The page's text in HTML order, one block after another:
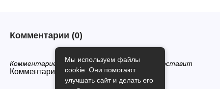
Комментарии (0)
Комментариев нет, будьте первым кто его оставит
Комментарии закрыты.
Мы используем файлы
cookie. Они помогают
улучшать сайт и делать его